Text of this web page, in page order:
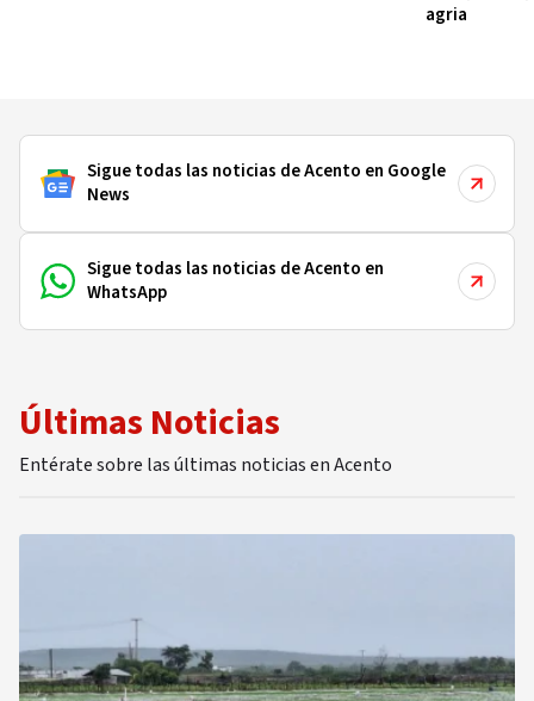
agria
Sigue todas las noticias de Acento en Google
News
Sigue todas las noticias de Acento en
WhatsApp